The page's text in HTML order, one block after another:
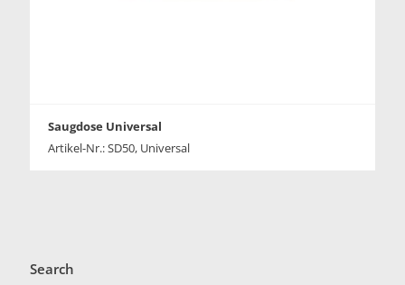
Saugdose Universal
Artikel-Nr.: SD50, Universal
Search